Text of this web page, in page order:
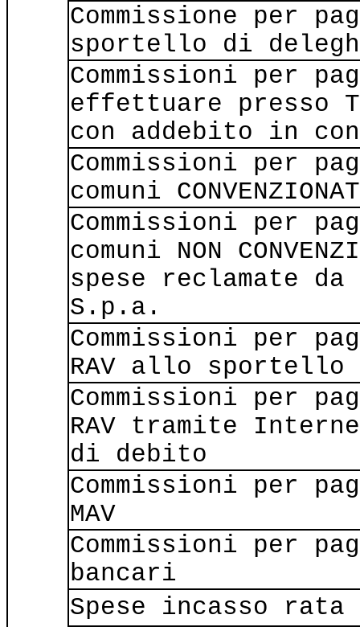
Commissione per
sportello di
Commissioni per
effettuare presso
con addebito in
Commissioni per
comuni
Commissioni per
comuni NON
spese reclamate
S.p.a.
Commissioni per
RAV allo sportello
Commissioni per
RAV tramite
di debito
Commissioni per
MAV
Commissioni per
bancari
Spese incasso rata